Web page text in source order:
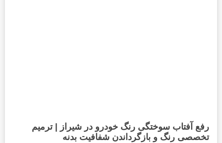
رفع آفتاب سوختگی رنگ خودرو در شیراز | ترمیم
تخصصی رنگ و بازگرداندن شفافیت بدنه